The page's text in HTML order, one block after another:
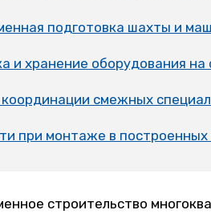
подготовка шахты и
и хранение оборудования
смежных
при монтаже в построенных
строительство